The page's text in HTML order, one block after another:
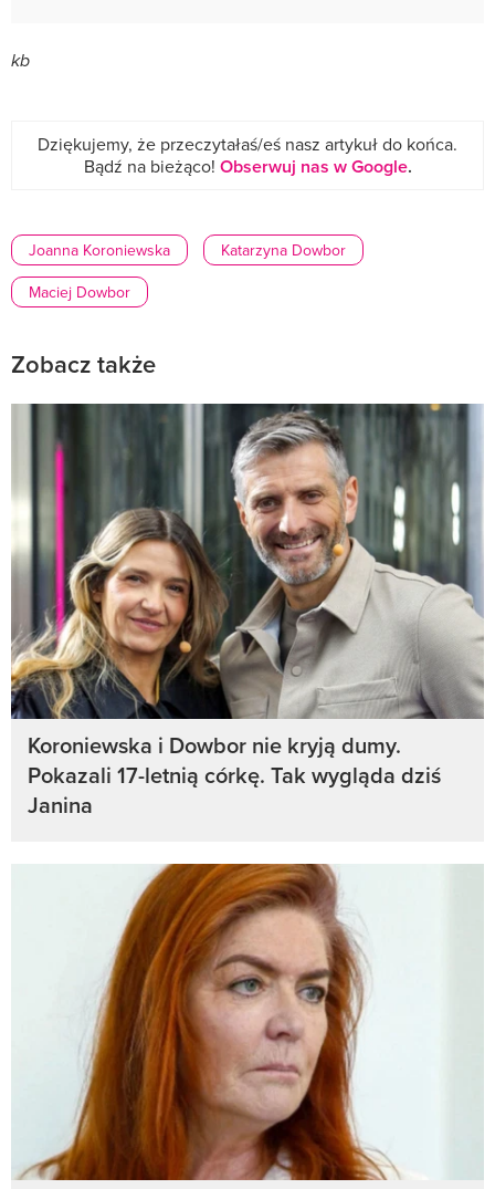
kb
Dziękujemy, że przeczytałaś/eś nasz artykuł do końca.
Bądź na bieżąco! Obserwuj nas w Google.
Joanna Koroniewska
Katarzyna Dowbor
Maciej Dowbor
Zobacz także
Koroniewska i Dowbor nie kryją dumy.
Pokazali 17-letnią córkę. Tak wygląda dziś
Janina